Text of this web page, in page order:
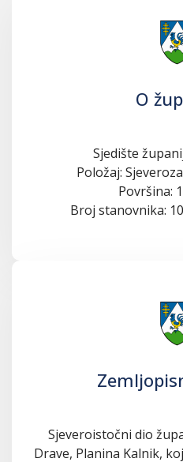
O
Sjedište
Položaj:
Površina:
Broj stanovnika:
Sjeveroistočni dio
Drave, Planina Kalnik,